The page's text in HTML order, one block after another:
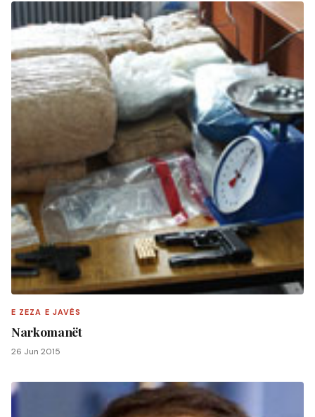
E ZEZA E JAVËS
Narkomanët
26 Jun 2015